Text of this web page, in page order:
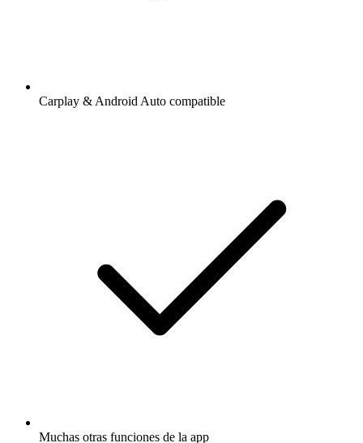
Carplay & Android Auto compatible
Muchas otras funciones de la app